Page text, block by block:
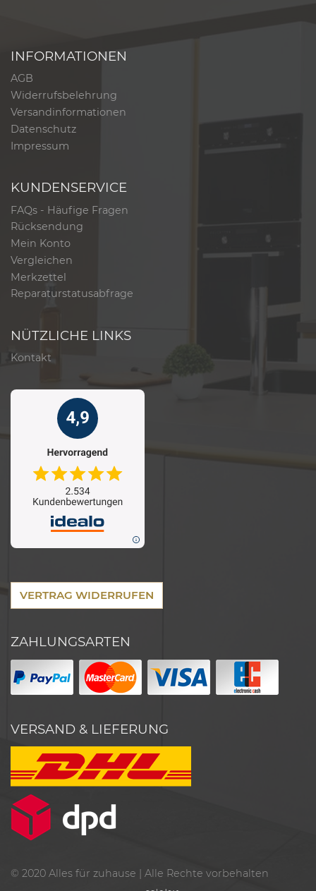
INFORMATIONEN
AGB
Widerrufsbelehrung
Versandinformationen
Datenschutz
Impressum
KUNDENSERVICE
FAQs - Häufige Fragen
Rücksendung
Mein Konto
Vergleichen
Merkzettel
Reparaturstatusabfrage
NÜTZLICHE LINKS
Kontakt
VERTRAG WIDERRUFEN
ZAHLUNGSARTEN
VERSAND & LIEFERUNG
© 2020 Alles für zuhause | Alle Rechte vorbehalten